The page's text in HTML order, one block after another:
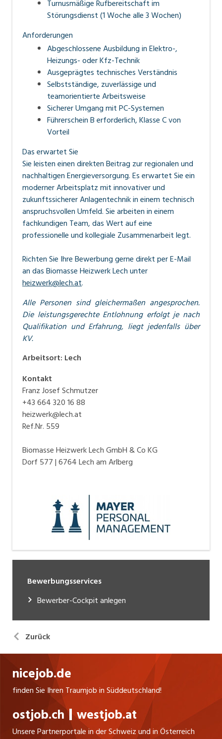
Turnusmäßige Rufbereitschaft im
Störungsdienst (1 Woche alle 3 Wochen)
Anforderungen
Abgeschlossene Ausbildung in Elektro-,
Heizungs- oder Kfz-Technik
Ausgeprägtes technisches Verständnis
Selbstständige, zuverlässige und
teamorientierte Arbeitsweise
Sicherer Umgang mit PC-Systemen
Führerschein B erforderlich, Klasse C von
Vorteil
Das erwartet Sie
Sie leisten einen direkten Beitrag zur regionalen und
nachhaltigen Energieversorgung. Es erwartet Sie ein
moderner Arbeitsplatz mit innovativer und
zukunftssicherer Anlagentechnik in einem technisch
anspruchsvollen Umfeld. Sie arbeiten in einem
fachkundigen Team, das Wert auf eine
professionelle und kollegiale Zusammenarbeit legt.
Richten Sie IhreBewerbunggerne direkt per E-Mail
an dasBiomasse Heizwerk Lechunter
heizwerk@lech.at.
Alle Personen sind gleichermaßen angesprochen.
Die leistungsgerechte Entlohnung erfolgt je nach
Qualifikation und Erfahrung, liegt jedenfalls über
KV.
Arbeitsort: Lech
Kontakt
Franz Josef Schmutzer
+43 664 320 16 88
heizwerk@lech.at
Ref.Nr. 559
Biomasse Heizwerk Lech GmbH & Co KG
Dorf 577 | 6764 Lech am Arlberg
Bewerbungsservices
Bewerber-Cockpit anlegen
Zurück
nicejob.de
finden Sie Ihren Traumjob in Süddeutschland!
ostjob.ch westjob.at
Unsere Partnerportale in der Schweiz und in Österreich